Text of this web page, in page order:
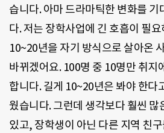
습니다. 아마 드라마틱한 변화를 기
다. 저는 장학사업에 긴 호흡이 필
10~20년을 자기 방식으로 살아온
바뀌겠어요. 100명 중 10명만 취지
합니다. 길게 10~20년은 봐야 한다
웠습니다. 그런데 생각보다 훨씬 많
있고, 장학생이 아닌 다른 지역 친